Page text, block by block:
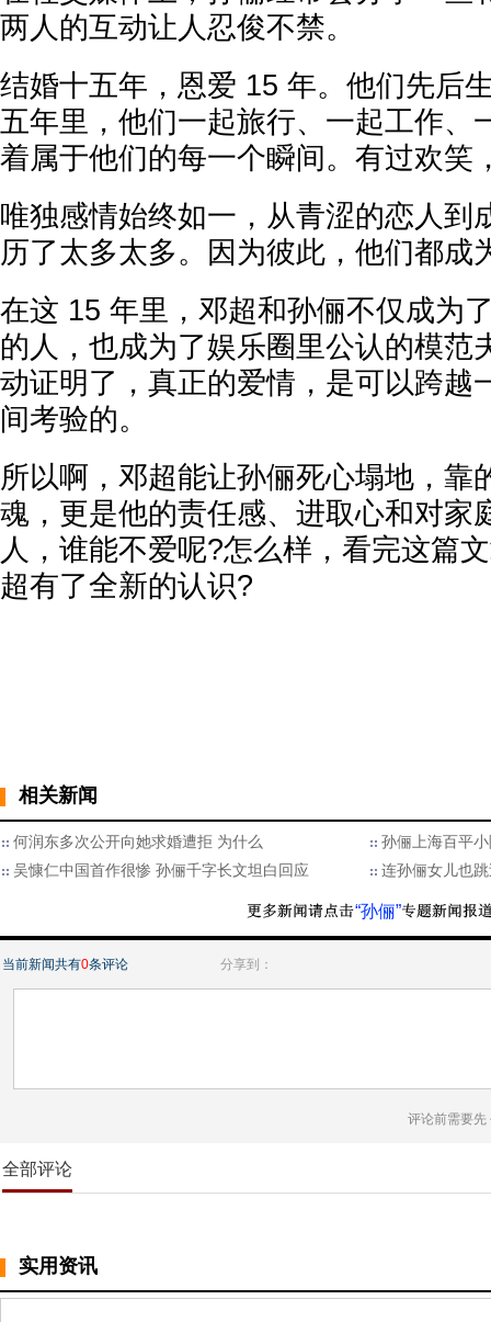
两人的互动让人忍俊不禁。
结婚十五年，恩爱 15 年。他们先后
五年里，他们一起旅行、一起工作、
着属于他们的每一个瞬间。有过欢笑
唯独感情始终如一，从青涩的恋人到
历了太多太多。因为彼此，他们都成
在这 15 年里，邓超和孙俪不仅成为
的人，也成为了娱乐圈里公认的模范
动证明了，真正的爱情，是可以跨越
间考验的。
所以啊，邓超能让孙俪死心塌地，靠
魂，更是他的责任感、进取心和对家
人，谁能不爱呢?怎么样，看完这篇
超有了全新的认识?
相关新闻
何润东多次公开向她求婚遭拒 为什么
孙俪上海百平
吴慷仁中国首作很惨 孙俪千字长文坦白回应
连孙俪女儿也
“孙俪”
当前新闻共有0条评论 分享到：
评论前需要先
全部评论
实用资讯